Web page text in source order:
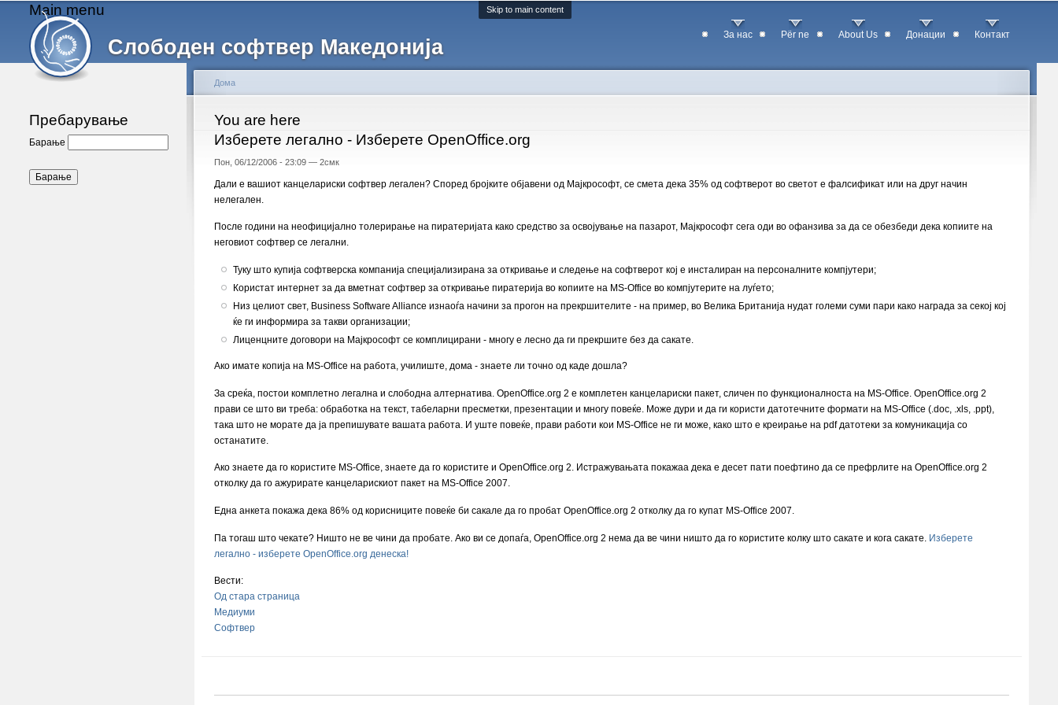
Skip to main content
Слободен софтвер Македонија
Main menu
За нас Për ne About Us Донации Контакт
Пребарување
Барање
You are here
Дома
Изберете легално - Изберете OpenOffice.org
Пон, 06/12/2006 - 23:09 — 2смк
Дали е вашиот канцелариски софтвер легален? Според бројките објавени од Мајкрософт, се смета дека 35% од софтверот во светот е фалсификат или на друг начин
нелегален.
После години на неофицијално толерирање на пиратеријата како средство за освојување на пазарот, Мајкрософт сега оди во офанзива за да се обезбеди дека копиите на
неговиот софтвер се легални.
Туку што купија софтверска компанија специјализирана за откривање и следење на софтверот кој е инсталиран на персоналните компјутери;
Користат интернет за да вметнат софтвер за откривање пиратерија во копиите на MS-Office во компјутерите на луѓето;
Низ целиот свет, Business Software Alliance изнаоѓа начини за прогон на прекршителите - на пример, во Велика Британија нудат големи суми пари како награда за секој кој
ќе ги информира за такви организации;
Лиценцните договори на Мајкрософт се комплицирани - многу е лесно да ги прекршите без да сакате.
Ако имате копија на MS-Office на работа, училиште, дома - знаете ли точно од каде дошла?
За среќа, постои комплетно легална и слободна алтернатива. OpenOffice.org 2 е комплетен канцелариски пакет, сличен по функционалноста на MS-Office. OpenOffice.org 2
прави се што ви треба: обработка на текст, табеларни пресметки, презентации и многу повеќе. Може дури и да ги користи датотечните формати на MS-Office (.doc, .xls, .ppt),
така што не морате да ја препишувате вашата работа. И уште повеќе, прави работи кои MS-Office не ги може, како што е креирање на pdf датотеки за комуникација со
останатите.
Ако знаете да го користите MS-Office, знаете да го користите и OpenOffice.org 2. Истражувањата покажаа дека е десет пати поефтино да се префрлите на OpenOffice.org 2
отколку да го ажурирате канцеларискиот пакет на MS-Office 2007.
Една анкета покажа дека 86% од корисниците повеќе би сакале да го пробат OpenOffice.org 2 отколку да го купат MS-Office 2007.
Па тогаш што чекате? Ништо не ве чини да пробате. Ако ви се допаѓа, OpenOffice.org 2 нема да ве чини ништо да го користите колку што сакате и кога сакате. Изберете
легално - изберете OpenOffice.org денеска!
Вести:
Од стара страница
Медиуми
Софтвер